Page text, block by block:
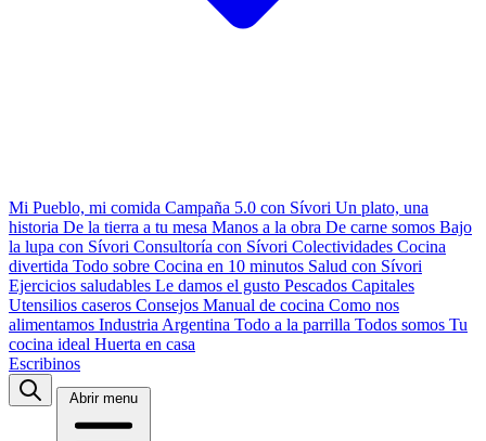
Mi Pueblo, mi comida Campaña 5.0 con Sívori Un plato, una
historia De la tierra a tu mesa Manos a la obra De carne somos Bajo
la lupa con Sívori Consultoría con Sívori Colectividades Cocina
divertida Todo sobre Cocina en 10 minutos Salud con Sívori
Ejercicios saludables Le damos el gusto Pescados Capitales
Utensilios caseros Consejos Manual de cocina Como nos
alimentamos Industria Argentina Todo a la parrilla Todos somos Tu
cocina ideal Huerta en casa
Escribinos
Abrir menu